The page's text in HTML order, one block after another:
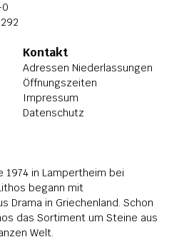
Kontakt
Adressen Niederlassungen
Öffnungszeiten
Impressum
Datenschutz
1974 in Lampertheim bei
begann mit
Drama in Griechenland. Schon
das Sortiment um Steine aus
Welt.